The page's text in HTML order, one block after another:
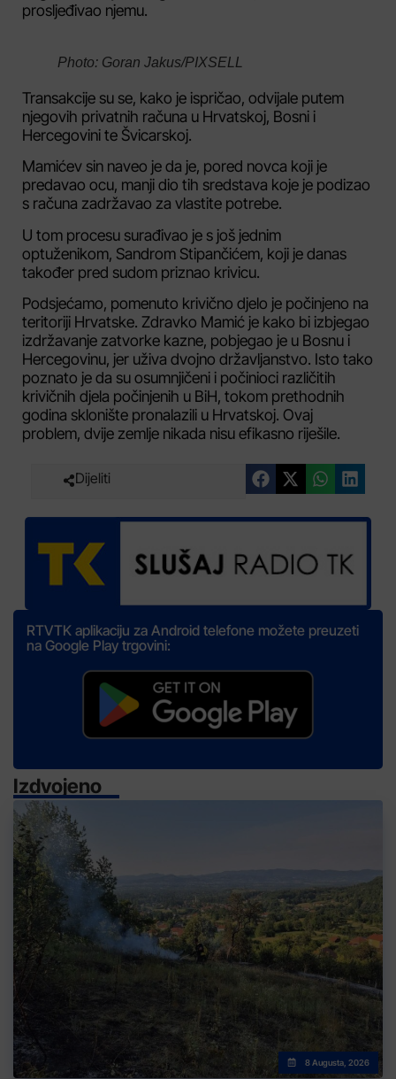
prosljeđivao njemu.
Photo: Goran Jakus/PIXSELL
Transakcije su se, kako je ispričao, odvijale putem
njegovih privatnih računa u Hrvatskoj, Bosni i
Hercegovini te Švicarskoj.
Mamićev sin naveo je da je, pored novca koji je
predavao ocu, manji dio tih sredstava koje je podizao
s računa zadržavao za vlastite potrebe.
U tom procesu surađivao je s još jednim
optuženikom, Sandrom Stipančićem, koji je danas
također pred sudom priznao krivicu.
Podsjećamo, pomenuto krivično djelo je počinjeno na
teritoriji Hrvatske. Zdravko Mamić je kako bi izbjegao
izdržavanje zatvorke kazne, pobjegao je u Bosnu i
Hercegovinu, jer uživa dvojno državljanstvo. Isto tako
poznato je da su osumnjičeni i počinioci različitih
krivičnih djela počinjenih u BiH, tokom prethodnih
godina sklonište pronalazili u Hrvatskoj. Ovaj
problem, dvije zemlje nikada nisu efikasno riješile.
Dijeliti
RTVTK aplikaciju za Android telefone možete preuzeti
na Google Play trgovini:
Izdvojeno
8 Augusta, 2026